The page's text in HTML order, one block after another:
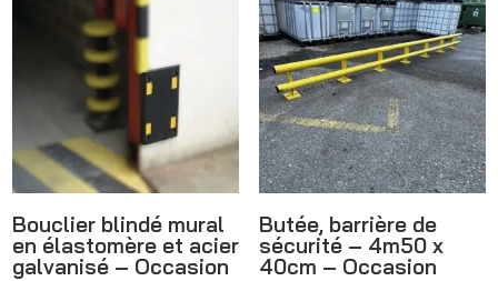
Bouclier blindé mural
en élastomère et acier
galvanisé – Occasion
Butée, barrière de
sécurité – 4m50 x
40cm – Occasion